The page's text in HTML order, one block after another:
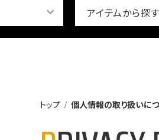
keyboard_arrow_down アイテムから探す
トップ 個人情報の取り扱いに